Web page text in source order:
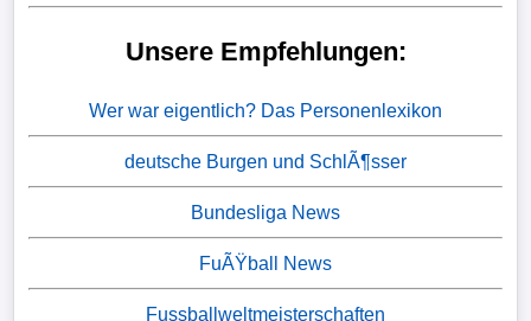
Unsere Empfehlungen:
Wer war eigentlich? Das Personenlexikon
deutsche Burgen und SchlÃ¶sser
Bundesliga News
FuÃŸball News
Fussballweltmeisterschaften